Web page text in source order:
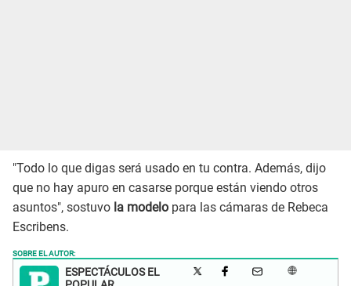
"Todo lo que digas será usado en tu contra. Además, dijo
que no hay apuro en casarse porque están viendo otros
asuntos", sostuvo la modelo para las cámaras de Rebeca
Escribens.
SOBRE EL AUTOR:
ESPECTÁCULOS EL